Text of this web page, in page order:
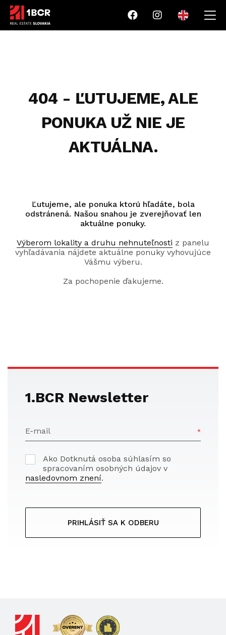
404 - ĽUTUJEME, ALE
PONUKA UŽ NIE JE
AKTUÁLNA.
Ľutujeme, ale ponuka ktorú hľadáte, bola
odstránená. Našou snahou je zverejňovať len
aktuálne ponuky.
Výberom lokality a druhu nehnuteľnosti z panelu
vyhľadávania nájdete aktuálne ponuky vyhovujúce
Vášmu výberu.
Za pochopenie ďakujeme.
1.BCR Newsletter
E-mail
Ako Dotknutá osoba súhlasím so
spracovaním osobných údajov v
nasledovnom znení.
PRIHLÁSIŤ SA K ODBERU